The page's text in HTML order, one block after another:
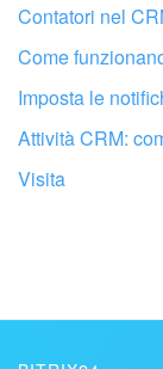
Contatori nel
Come
Imposta le
Attività CRM:
Visita